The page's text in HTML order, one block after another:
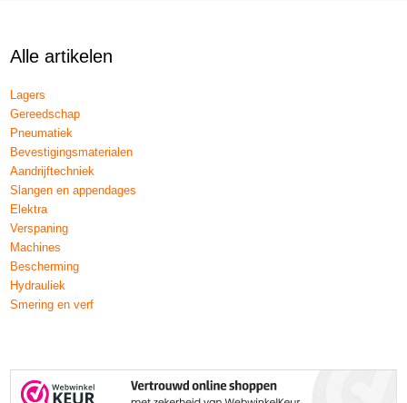
Alle artikelen
Lagers
Gereedschap
Pneumatiek
Bevestigingsmaterialen
Aandrijftechniek
Slangen en appendages
Elektra
Verspaning
Machines
Bescherming
Hydrauliek
Smering en verf